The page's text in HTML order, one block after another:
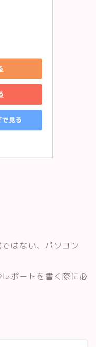
見る
はない、パソコン
ポートを書く際に必